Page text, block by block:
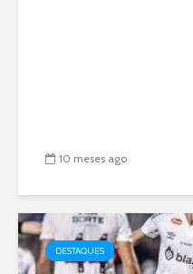
10 meses ago
DESTAQUES